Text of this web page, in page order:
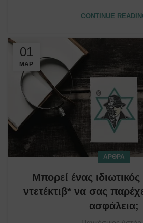
CONTINUE
01
ΜΑΡ
ΆΡΘΡΑ
Μπορεί ένας
ντετέκτιβ* να σας
ασφάλεια;